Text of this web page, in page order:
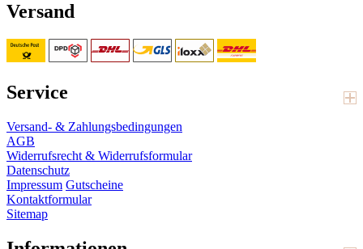
Versand
Service
Versand- & Zahlungsbedingungen
AGB
Widerrufsrecht & Widerrufsformular
Datenschutz
Impressum Gutscheine
Kontaktformular
Sitemap